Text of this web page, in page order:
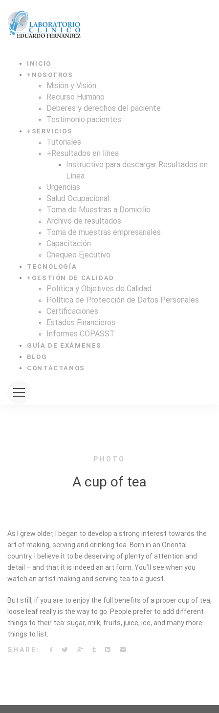
INICIO
+ NOSOTROS
Misión y Visión
Recurso Humano
Deberes y derechos del paciente
Testimonio pacientes
+ SERVICIOS
Tutoriales
+Resultados en línea
Instructivo para descargar Resultados en
Línea
Urgencias
Salud Ocupacional
Toma de Muestras a Domicilio
Archivo de resultados
Toma de muestras empresariales
Capacitación
Chequeo Ejecutivo
TECNOLOGÍA
+ GESTIÓN DE CALIDAD
Política y Objetivos de Calidad
Política de Protección de Datos Personales
Certificaciones
Estados Financieros
Informes COPASST
GUÍA DE EXÁMENES
BLOG
CONTÁCTANOS
PHOTO
A cup of tea
As I grew older, I began to develop a strong interest towards the
art of making, serving and drinking tea. Born in an Oriental
country, I believe it to be deserving of plenty of attention and
detail – and that it is indeed an art form. You’ll see when you
watch an artist making and serving tea to a guest.
But still, if you are to enjoy the full benefits of a proper cup of tea,
loose leaf really is the way to go. People prefer to add different
things to their tea: sugar, milk, fruits, juice, ice, and many more
things to list.
SHARE: